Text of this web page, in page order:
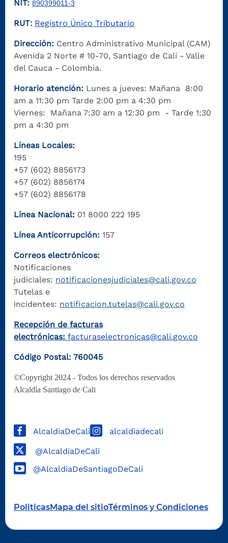
NIT: 890399011-3
RUT: Registro Único Tributario
Dirección: Centro Administrativo Municipal (CAM)
Avenida 2 Norte # 10-70, Santiago de Cali - Valle
del Cauca - Colombia.
Horario atención: Lunes a jueves: Mañana 8:00
am a 11:30 pm Tarde 2:00 pm a 4:30 pm
Viernes: Mañana 7:30 am a 12:30 pm - Tarde 1:30
pm a 4:30 pm
Líneas Locales:
195
+57 (602) 8856173
+57 (602) 8856174
+57 (602) 8856178
Línea Nacional: 01 8000 222 195
Línea Anticorrupción: 157
Correos electrónicos:
Notificaciones
judiciales: notificacionesjudiciales@cali.gov.co
Tutelas e
incidentes: notificacion.tutelas@cali.gov.co
Recepción de facturas
electrónicas: facturaselectronicas@cali.gov.co
Código Postal: 760045
©Copyright 2024 - Todos los derechos reservados
Alcaldía Santiago de Cali
AlcaldiaDeCali alcaldiadecali
@AlcaldiaDeCali
@AlcaldiaDeSantiagoDeCali
PoliticasMapa del sitioTérminos y Condiciones